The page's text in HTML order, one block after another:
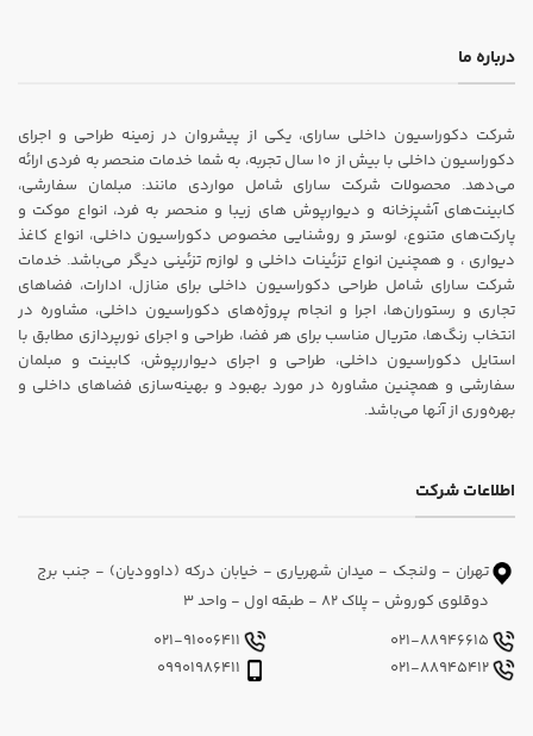
درباره ما
شرکت دکوراسیون داخلی سارای، یکی از پیشروان در زمینه طراحی و اجرای
دکوراسیون داخلی با بیش از ۱۰ سال تجربه، به شما خدمات منحصر به فردی ارائه
می‌دهد. محصولات شرکت سارای شامل مواردی مانند: مبلمان سفارشی،
کابینت‌های آشپزخانه و دیوارپوش های زیبا و منحصر به فرد، انواع موکت و
پارکت‌های متنوع، لوستر و روشنایی مخصوص دکوراسیون داخلی، انواع کاغذ
دیواری ، و همچنین انواع تزئینات داخلی و لوازم تزئینی دیگر می‌باشد. خدمات
شرکت سارای شامل طراحی دکوراسیون داخلی برای منازل، ادارات، فضاهای
تجاری و رستوران‌ها، اجرا و انجام پروژه‌های دکوراسیون داخلی، مشاوره در
انتخاب رنگ‌ها، متریال مناسب برای هر فضا، طراحی و اجرای نورپردازی مطابق با
استایل دکوراسیون داخلی، طراحی و اجرای دیواررپوش، کابینت و مبلمان
سفارشی و همچنین مشاوره در مورد بهبود و بهینه‌سازی فضاهای داخلی و
بهره‌وری از آنها می‌باشد.
اطلاعات شرکت
تهران - ولنجک - میدان شهریاری - خیابان درکه (داوودیان) - جنب برج
دوقلوی کوروش - پلاک 82 - طبقه اول - واحد 3